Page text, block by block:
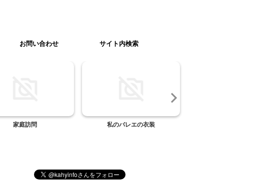
お問い合わせ サイト内検索
家庭訪問 私のバレエの衣装